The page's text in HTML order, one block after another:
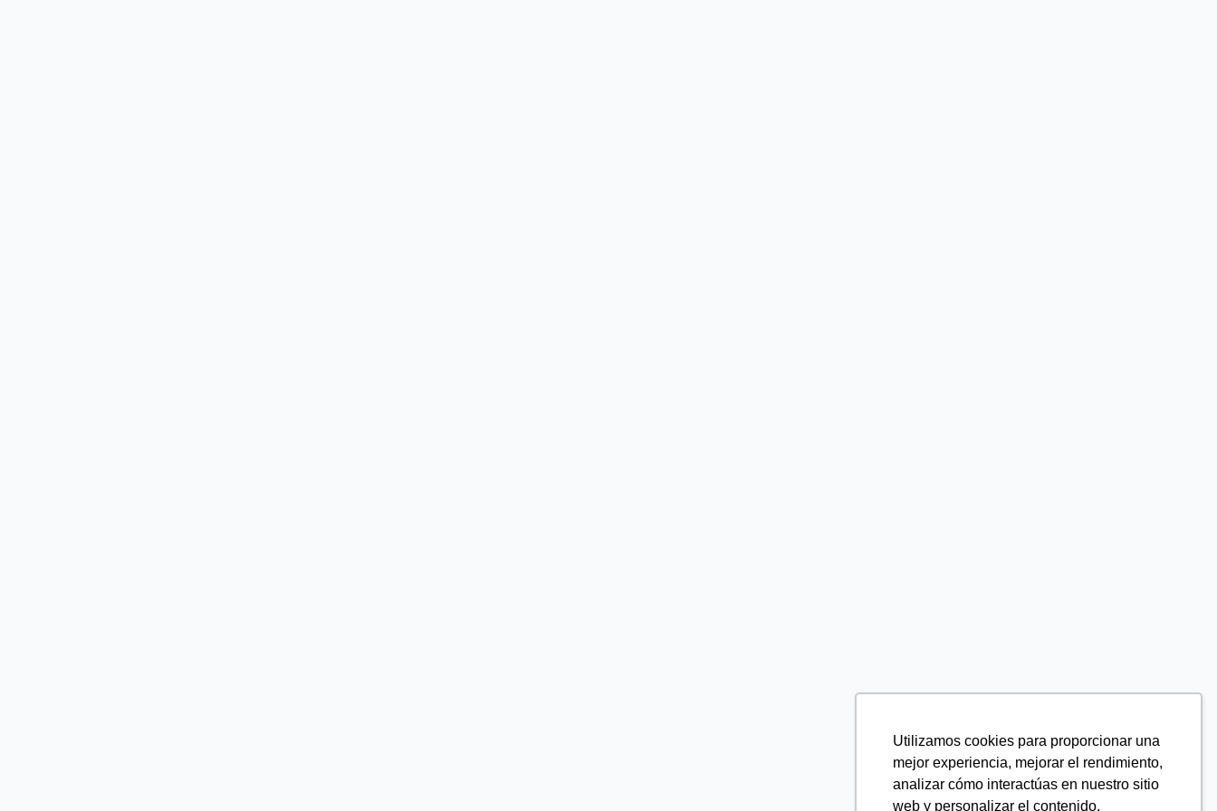
Utilizamos cookies para proporcionar una
mejor experiencia, mejorar el rendimiento,
analizar cómo interactúas en nuestro sitio
web y personalizar el contenido.